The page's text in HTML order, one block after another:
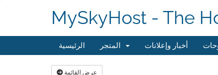
MySkyHost - The
الرئيسية أخبار وإعلانات
عرض القائمة